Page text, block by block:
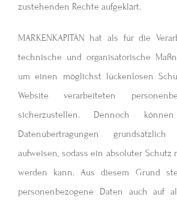
zustehenden Rechte aufgeklärt.
MARKENKAPITÄN hat als für die
technische und organisatorische
um einen möglichst lückenlosen
Website verarbeiteten
sicherzustellen. Dennoch
Datenübertragungen grundsätzlich
aufweisen, sodass ein absoluter
werden kann. Aus diesem Grund
personenbezogene Daten auch auf